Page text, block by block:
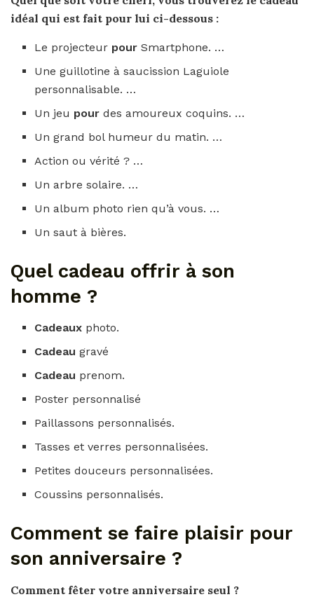
idéal qui est fait pour lui ci-dessous :
Le projecteur pourSmartphone. …
Une guillotine à saucission Laguiole
personnalisable. …
Un jeu pourdes amoureux coquins. …
Un grand bol humeur du matin. …
Action ou vérité ? …
Un arbre solaire. …
Un album photo rien qu’à vous. …
Un saut à bières.
Quel cadeau offrir à son
homme ?
Cadeaux photo.
Cadeaugravé
Cadeau prenom.
Poster personnalisé
Paillassons personnalisés.
Tasses et verres personnalisées.
Petites douceurs personnalisées.
Coussins personnalisés.
Comment se faire plaisir pour
son anniversaire ?
Comment fêter votre anniversaire seul ?